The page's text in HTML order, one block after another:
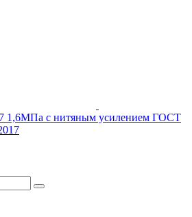
1,6МПа с нитяным усилением ГОСТ